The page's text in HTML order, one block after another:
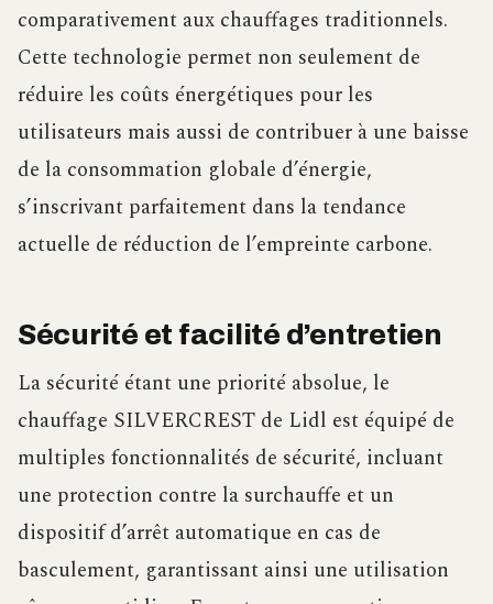
comparativement aux chauffages traditionnels.
Cette technologie permet non seulement de
réduire les coûts énergétiques pour les
utilisateurs mais aussi de contribuer à une baisse
de la consommation globale d’énergie,
s’inscrivant parfaitement dans la tendance
actuelle de réduction de l’empreinte carbone.
Sécurité et facilité d’entretien
La sécurité étant une priorité absolue, le
chauffage SILVERCREST de Lidl est équipé de
multiples fonctionnalités de sécurité, incluant
une protection contre la surchauffe et un
dispositif d’arrêt automatique en cas de
basculement, garantissant ainsi une utilisation